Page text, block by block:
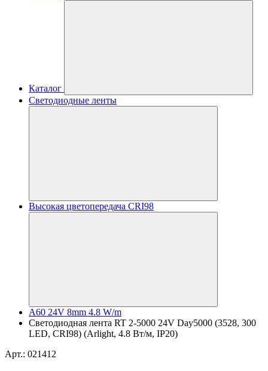
Каталог
Светодиодные ленты
Высокая цветопередача CRI98
A60 24V 8mm 4.8 W/m
Светодиодная лента RT 2-5000 24V Day5000 (3528, 300
LED, CRI98) (Arlight, 4.8 Вт/м, IP20)
Арт.: 021412